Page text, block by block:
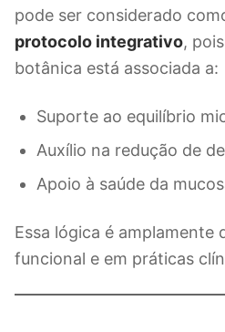
pode ser considerado
protocolo integrativo,
botânica está associada a:
Suporte ao equilíbrio
Auxílio na redução de
Apoio à saúde da
Essa lógica é amplamente
funcional e em práticas